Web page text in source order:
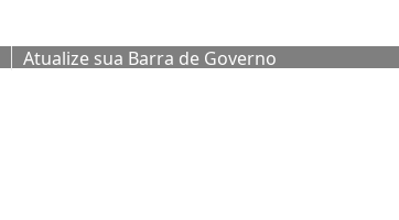
Atualize sua Barra de Governo